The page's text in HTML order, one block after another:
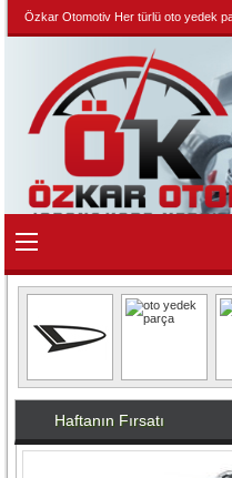
Özkar Otomotiv Her türlü oto yedek
Haftanın Fırsatı